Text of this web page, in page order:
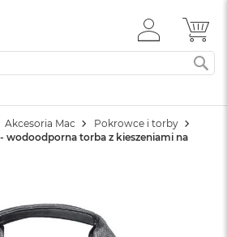
ZALOGUJ
SIĘ
Akcesoria Mac
Pokrowce i torby
wodoodporna torba z kieszeniami na